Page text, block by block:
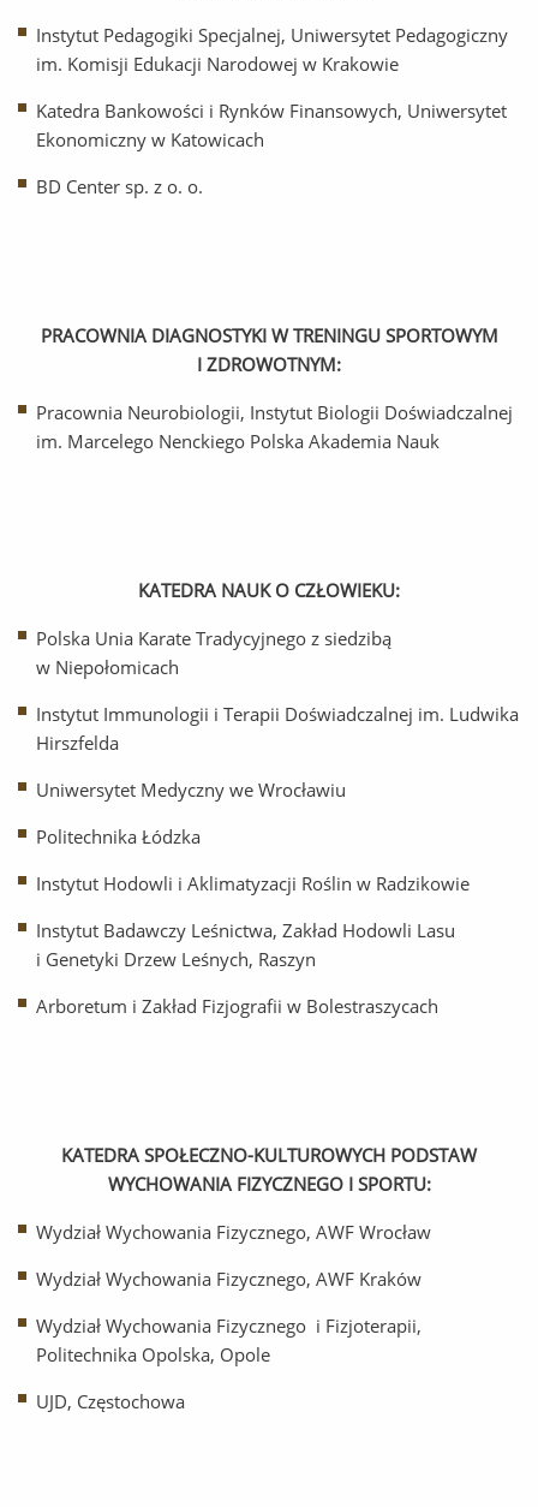
Instytut Pedagogiki Specjalnej, Uniwersytet Pedagogiczny
im. Komisji Edukacji Narodowej w Krakowie
Katedra Bankowości i Rynków Finansowych, Uniwersytet
Ekonomiczny w Katowicach
BD Center sp. z o. o.
PRACOWNIA DIAGNOSTYKI W TRENINGU SPORTOWYM
I ZDROWOTNYM:
Pracownia Neurobiologii, Instytut Biologii Doświadczalnej
im. Marcelego Nenckiego Polska Akademia Nauk
KATEDRA NAUK O CZŁOWIEKU:
Polska Unia Karate Tradycyjnego z siedzibą
w Niepołomicach
Instytut Immunologii i Terapii Doświadczalnej im. Ludwika
Hirszfelda
Uniwersytet Medyczny we Wrocławiu
Politechnika Łódzka
Instytut Hodowli i Aklimatyzacji Roślin w Radzikowie
Instytut Badawczy Leśnictwa, Zakład Hodowli Lasu
i Genetyki Drzew Leśnych, Raszyn
Arboretum i Zakład Fizjografii w Bolestraszycach
KATEDRA SPOŁECZNO-KULTUROWYCH PODSTAW
WYCHOWANIA FIZYCZNEGO I SPORTU:
Wydział Wychowania Fizycznego, AWF Wrocław
Wydział Wychowania Fizycznego, AWF Kraków
Wydział Wychowania Fizycznego i Fizjoterapii,
Politechnika Opolska, Opole
UJD, Częstochowa